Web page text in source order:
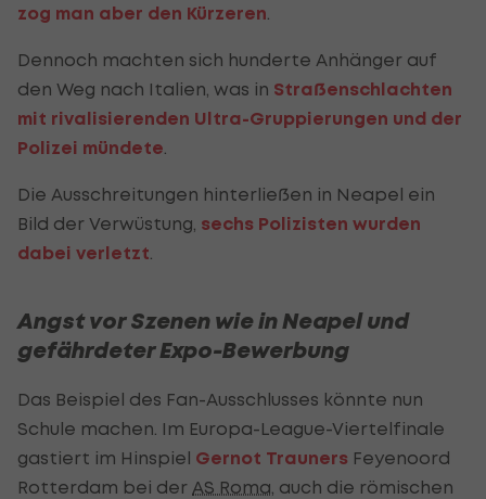
zog man aber den Kürzeren
Dennoch machten sich hunderte Anhänger auf
den Weg nach Italien, was in Straßenschlachten
mit rivalisierenden Ultra-Gruppierungen und der
Polizei mündete
Die Ausschreitungen hinterließen in Neapel ein
Bild der Verwüstung, sechs Polizisten wurden
dabei verletzt
Angst vor Szenen wie in Neapel und
gefährdeter Expo-Bewerbung
Das Beispiel des Fan-Ausschlusses könnte nun
Schule machen. Im Europa-League-Viertelfinale
gastiert im Hinspiel Gernot Trauners Feyenoord
Rotterdam bei der AS Roma , auch die römischen